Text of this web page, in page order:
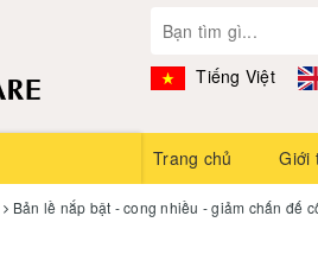
Tiếng Việt
Trang chủ Giới
Bản lề nắp bật - cong nhiều - giảm chấn đế